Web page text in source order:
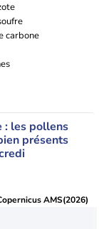
carbone
: les pollens
présents
AMS(2026)